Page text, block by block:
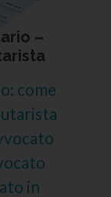
–
come
in